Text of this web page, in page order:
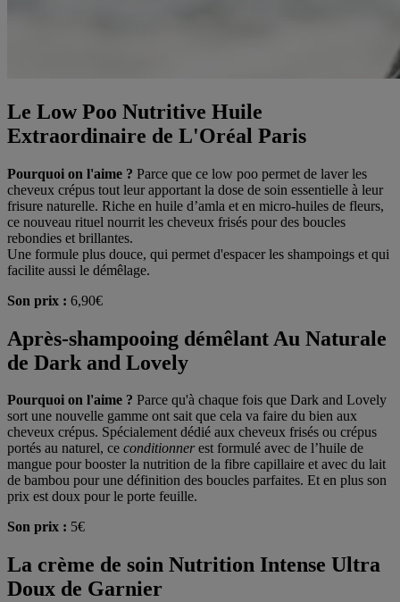
Le Low Poo Nutritive Huile
Extraordinaire de L'Oréal Paris
Pourquoi on l'aime ? Parce que ce low poo permet de laver les
cheveux crépus tout leur apportant la dose de soin essentielle à leur
frisure naturelle. Riche en huile d’amla et en micro-huiles de fleurs,
ce nouveau rituel nourrit les cheveux frisés pour des boucles
rebondies et brillantes.
Une formule plus douce, qui permet d'espacer les shampoings et qui
facilite aussi le démêlage.
Son prix : 6,90€
Après-shampooing démêlant Au Naturale
de Dark and Lovely
Pourquoi on l'aime ? Parce qu'à chaque fois que Dark and Lovely
sort une nouvelle gamme ont sait que cela va faire du bien aux
cheveux crépus. Spécialement dédié aux cheveux frisés ou crépus
portés au naturel, ce conditionnerest formulé avec de l’huile de
mangue pour booster la nutrition de la fibre capillaire et avec du lait
de bambou pour une définition des boucles parfaites. Et en plus son
prix est doux pour le porte feuille.
Son prix : 5€
La crème de soin Nutrition Intense Ultra
Doux de Garnier